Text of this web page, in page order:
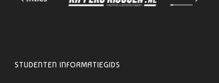
STUDENTEN INFORMATIEGIDS